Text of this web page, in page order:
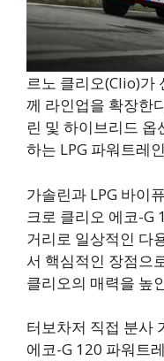
르노 클리오(Clio)가
께 라인업을 확장한
린 및 하이브리드
하는 LPG 파워트레
가솔린과 LPG 바이
크로 클리오 에코-G
거리로 일상적인 다
서 핵심적인 장점으
클리오의 매력을 높
터보차저 직접 분사
에코-G 120 파워트